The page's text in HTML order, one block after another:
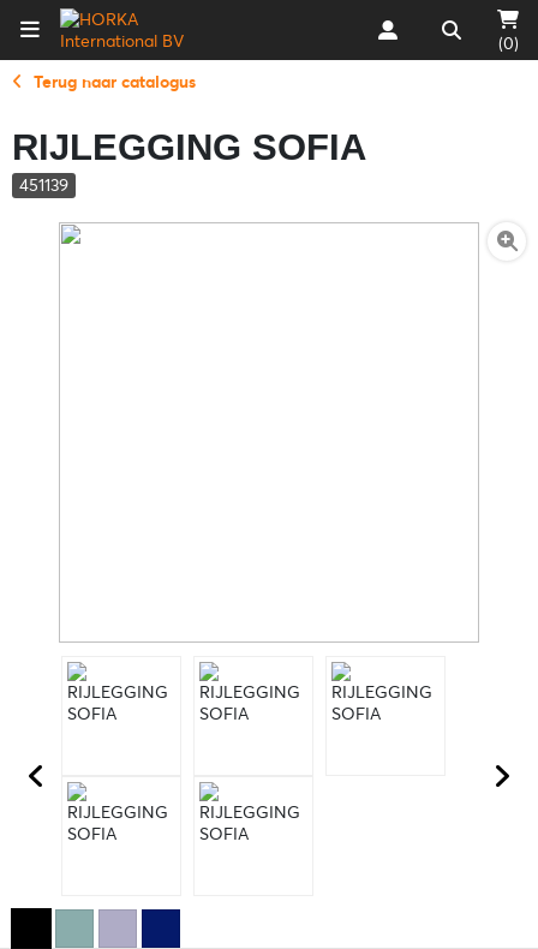
(0)
Terug naar catalogus
RIJLEGGING SOFIA
451139